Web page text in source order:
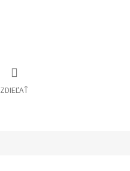
ZDIEĽAŤ